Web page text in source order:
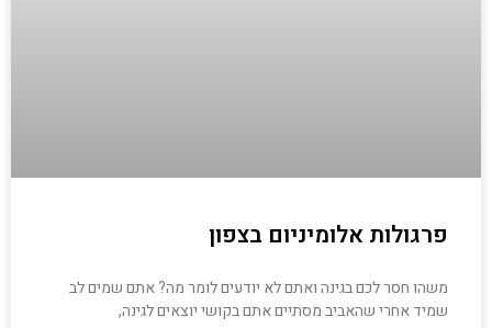
פרגולות אלומיניום בצפון
משהו חסר לכם בגינה ואתם לא יודעים לומר מה? אתם שמים לב
שמיד אחרי שהאביב מסתיים אתם בקושי יוצאים לגינה,